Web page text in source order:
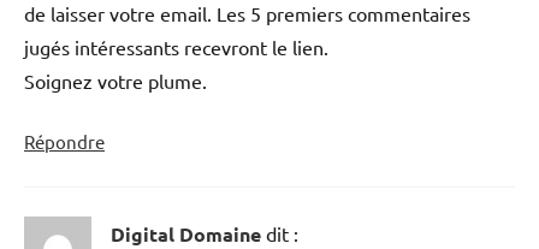
de laisser votre email. Les 5 premiers commentaires
jugés intéressants recevront le lien.
Soignez votre plume.
Répondre
Digital Domaine dit :